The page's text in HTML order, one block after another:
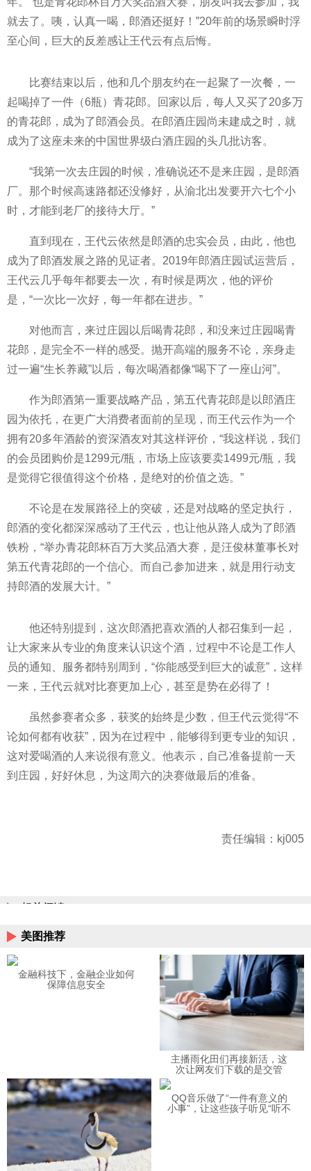
就去了。咦，认真一喝，郎酒还挺好！”20年前的场景瞬时浮
至心间，巨大的反差感让王代云有点后悔。
比赛结束以后，他和几个朋友约在一起聚了一次餐，一
起喝掉了一件（6瓶）青花郎。回家以后，每人又买了20多万
的青花郎，成为了郎酒会员。在郎酒庄园尚未建成之时，就
成为了这座未来的中国世界级白酒庄园的头几批访客。
“我第一次去庄园的时候，准确说还不是来庄园，是郎酒
厂。那个时候高速路都还没修好，‌‌从渝北出发要开六七个小
时，才能到老厂的接待大厅。”
直到现在，王代云依然是郎酒的忠实会员，由此，他也
成为了郎酒发展之路的见证者。2019年郎酒庄园试运营后，
王代云几乎每年都要去一次，有时候是两次，他的评价
是，“一次比一次好，每一年都在进步。”
对他而言，来过庄园以后喝青花郎，和没来过庄园喝青
花郎，是完全不一样的感受。抛开高端的服务不论，亲身走
过一遍“生长养藏”以后，每次喝酒都像“喝下了一座山河”。
作为郎酒第一重要战略产品，第五代青花郎是以郎酒庄
园为依托，在更广大消费者面前的呈现，而王代云作为一个
拥有‌‌20多年酒龄的资深酒友对其这样评价，“我这样说，我们
的会员团购价是1299元/瓶，‌‌市场上应该要卖1499元/瓶，我
是觉得它很值得这个价格，是绝对的价值之选。”
不论是在发展路径上的突破，还是对战略的坚定执行，
郎酒的变化都深深感动了王代云，也让他从路人成为了郎酒
铁粉，“举办青花郎杯百万大奖品酒大赛，是汪俊林董事长对
第五代青花郎的一个信心。而自己参加进来，就是用行动支
持郎酒的发展大计。”
他还特别提到，这次郎酒把喜欢酒的人都召集到一‌‌起，
让大家来从专业的角度来认识这个酒，过程中不论是工作人
员的通知、服务都特别周到，“你能感受到巨大的诚意”，这样
一来，王代云就对比赛更加上心，甚至是势在必得了！
虽然参赛者众多，获奖的始终是少数，但王代云觉得“不
论如何都有收获”，因为在过程中，能够得到更专业的知识，
这对爱喝酒的人来说很有意义。他表示，自己准备提前一天
到庄园，好好休息，为这周六的决赛做最后的准备。
责任编辑：kj005
相关阅读
美图推荐
金融科技下，金融企业如何
保障信息安全
主播雨化田们再接新活，这
次让网友们下载的是交管
QQ音乐做了“一件有意义的
小事”，让这些孩子听见“听不